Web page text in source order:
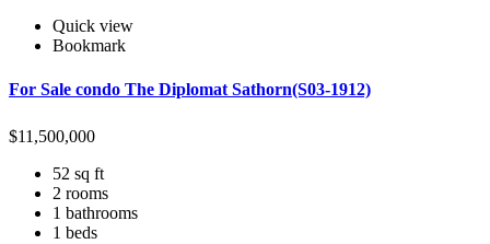
Quick view
Bookmark
For Sale condo The Diplomat Sathorn(S03-1912)
$11,500,000
52 sq ft
2 rooms
1 bathrooms
1 beds